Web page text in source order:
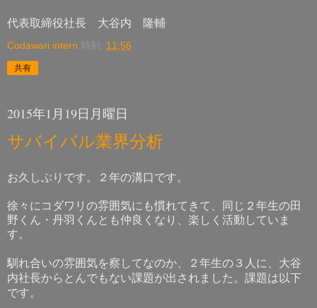
代表取締役社長 大谷内 隆輔
Codawari intern 時刻: 11:56
共有
2015年1月19日月曜日
サバイバル業界分析
お久しぶりです。２年の溝口です。
徐々にコダワリの雰囲気にも慣れてきて、同じ２年生の田
野くん・丹羽くんとも仲良くなり、楽しく活動していま
す。
馴れ合いの雰囲気を察してなのか、２年生の３人に、大谷
内社長からとんでもない課題が出されました。課題は以下
です。